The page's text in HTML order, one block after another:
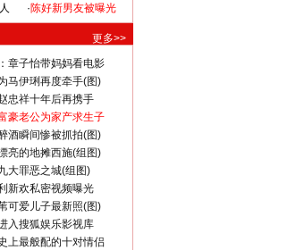
·陈好新男友被曝光
更多>>
章子怡带妈妈看电影
马伊琍再度牵手(图)
忠祥十年后再携手
豪老公为家产求生子
酒瞬间惨被抓拍(图)
亮的地摊西施(组图)
大罪恶之城(组图)
新欢私密视频曝光
可爱儿子最新照(图)
入搜狐娱乐影视库
上最般配的十对情侣